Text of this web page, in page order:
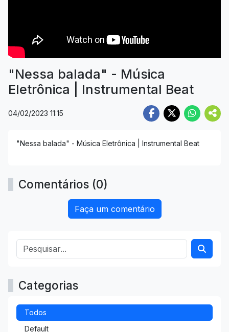
"Nessa balada" - Música
Eletrônica | Instrumental Beat
04/02/2023 11:15
"Nessa balada" - Música Eletrônica | Instrumental Beat
Comentários (0)
Faça um comentário
Categorias
Todos
Default